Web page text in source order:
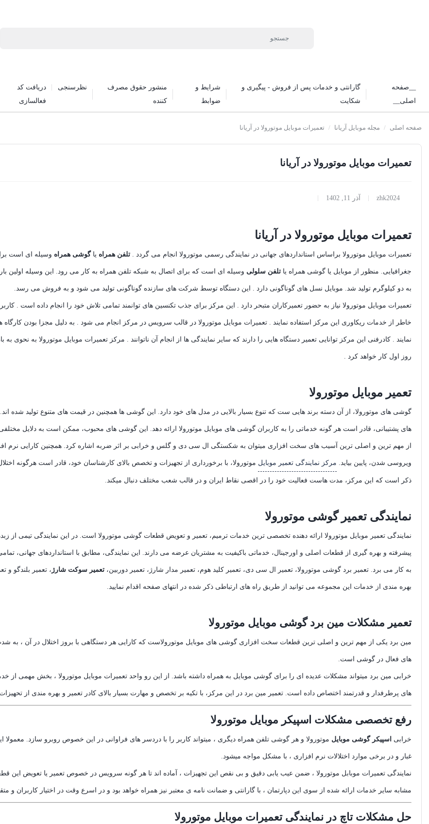
__صفحه
اصلی__
گارانتی و خدمات پس از فروش - پیگیری و
شکایت
شرایط و
ضوابط
منشور حقوق مصرف
کننده
نظرسنجی
دریافت کد
فعالسازی
صفحه اصلی / مجله موبایل آریانا / تعمیرات موبایل موتورولا در آریانا
تعمیرات موبایل موتورولا در آریانا
zhk2024 آذر 11, 1402
تعمیرات موبایل موتورولا در آریانا
تعمیرات موبایل موتورولا براساس استانداردهای جهانی در نمایندگی رسمی موتورولا انجام می گردد . تلفن همراه یاگوشی همراه وسیله ‌ای است
جغرافیایی. منظور از موبایل یا گوشی همراه یا تلفن سلولی
به دو کیلوگرم تولید شد. موبایل نسل‌ های گوناگونی دارد . این دستگاه توسط شرکت‌ های سازنده گوناگونی تولید می ‌شود و به فروش می ‌رسد.
تعمیرات موبایل موتورولا نیاز به حضور تعمیرکاران متبحر دارد . این مرکز برای جذب تکنسین های توانمند تمامی تلاش خود را انجام داده است .
خاطر از خدمات ریکاوری این مرکز استفاده نمایند . تعمیرات موبایل موتورولا در قالب سرویس در مرکز انجام می شود . به دلیل مجزا بودن کارگاه
نمایند . کادرفنی این مرکز توانایی تعمیر دستگاه هایی را دارند که سایر نمایندگی ها از انجام آن ناتوانند . مرکز تعمیرات موبایل موتورولا به نحوی
روز اول کار خواهد کرد .
تعمیر موبایل موتورولا
گوشی های موتورولا، از آن دسته برند هایی ست که تنوع بسیار بالایی در مدل های خود دارد. این گوشی ها همچنین در قیمت های متنوع تولید شده
های پشتیبانی، قادر است هر گونه خدماتی را به کاربران گوشی های موبایل موتورولا ارائه دهد. این گوشی های محبوب، ممکن است به دلایل
از مهم ترین و اصلی ترین آسیب های سخت افزاری میتوان به شکستگی ال سی دی و گلس و خرابی بر اثر ضربه اشاره کرد. همچنین کارایی
ویروسی شدن، پایین بیاید. مرکز نمایندگی تعمیر موبایل موتورولا، با برخورداری از تجهیزات و تخصص بالای کارشناسان خود، قادر است هرگونه
ذکر است که این مرکز، مدت هاست فعالیت خود را در اقصی نقاط ایران و در قالب شعب مختلف دنبال میکند.
نمایندگی تعمیر گوشی موتورولا
نمایندگی تعمیر موبایل موتورولا ارائه دهنده تخصصی ترین خدمات ترمیم، تعمیر و تعویض قطعات گوشی موتورولا است. در این نمایندگی تیمی از
پیشرفته و بهره گیری از قطعات اصلی و اورجینال، خدماتی باکیفیت به مشتریان عرضه می دارند. این نمایندگی، مطابق با استانداردهای جهانی،
به کار می برد. تعمیر برد گوشی موتورولا، تعمیر ال سی دی، تعمیر کلید هوم، تعمیر مدار شارژ، تعمیر دوربین، تعمیر سوکت شارژ ، تعمیر بلندگو و
بهره مندی از خدمات این مجموعه می توانید از طریق راه های ارتباطی ذکر شده در انتهای صفحه اقدام نمایید.
تعمیر مشکلات مین برد گوشی موبایل موتورولا
مین برد یکی از مهم ترین و اصلی ترین قطعات سخت افزاری گوشی های موبایل موتورولاست که کارایی هر دستگاهی با بروز اختلال در آن ، به
های فعال در گوشی است.
خرابی مین برد میتواند مشکلات عدیده ای را برای گوشی موبایل به همراه داشته باشد. از این رو واحد تعمیرات موبایل موتورولا ، بخش مهمی
های پرطرفدار و قدرتمند اختصاص داده است. تعمیر مین برد در این مرکز، با تکیه بر تخصص و مهارت بسیار بالای کادر تعمیر و بهره مندی از تحهیزات
رفع تخصصی مشکلات اسپیکر موبایل موتورولا
خرابی اسپیکر گوشی موبایل موتورولا و هر گوشی تلفن همراه دیگری ، میتواند کاربر را با دردسر های فراوانی در این خصوص روبرو سازد. معمولا
غبار و در برخی موارد اختلالات نرم افزاری ، با مشکل مواجه میشود.
نمایندگی تعمیرات موبابل موتورولا ، ضمن عیب یابی دقیق و بی نقص این تجهیزات ، آماده اند تا هر گونه سرویس در خصوص تعمیر یا تعویض این
مشابه سایر خدمات ارائه شده از سوی این دپارتمان ، با گارانتی و ضمانت نامه ی معتبر نیز همراه خواهد بود و در اسرع وقت در اختیار کاربران و
حل مشکلات تاچ در نمایندگی تعمیرات موبایل موتورولا